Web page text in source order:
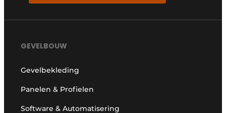
GEVELBOUW
Gevelbekleding
Panelen & Profielen
Software & Automatisering